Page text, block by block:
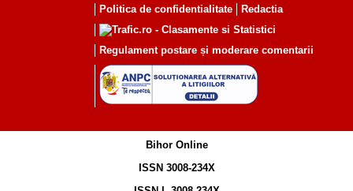
Politica de confidentialitate
Redactia
Regulament postare și moderare comentarii
Bihor Online
ISSN 3008-234X